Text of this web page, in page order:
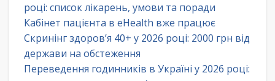
році: список лікарень, умови та поради
Кабінет пацієнта в eHealth вже працює
Скринінг здоров’я 40+ у 2026 році: 2000 грн від
держави на обстеження
Переведення годинників в Україні у 2026 році: